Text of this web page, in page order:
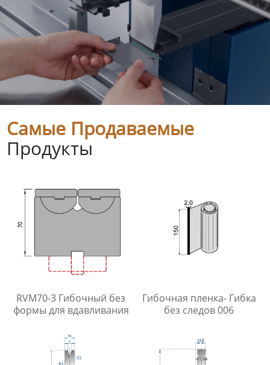
Самые Продаваемые
Продукты
RVM70-3 Гибочный без
формы для вдавливания
Гибочная пленка- Гибка
без следов 006